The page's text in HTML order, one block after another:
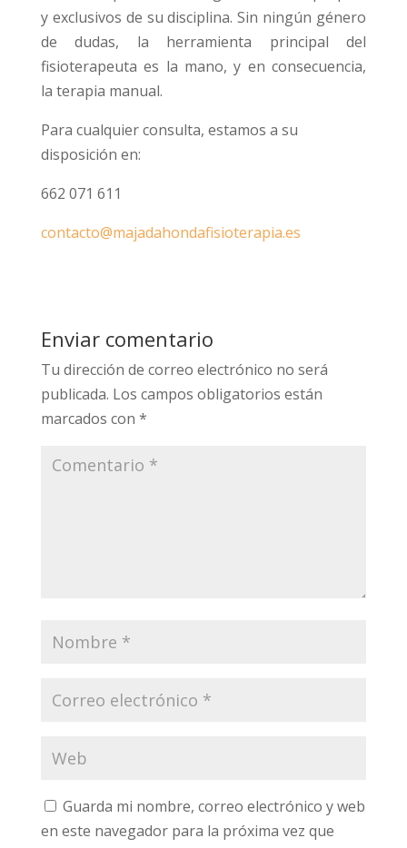
y exclusivos de su disciplina. Sin ningún género
de dudas, la herramienta principal del
fisioterapeuta es la mano, y en consecuencia,
la terapia manual.
Para cualquier consulta, estamos a su
disposición en:
662 071 611
contacto@majadahondafisioterapia.es
Enviar comentario
Tu dirección de correo electrónico no será
publicada. Los campos obligatorios están
marcados con *
Guarda mi nombre, correo electrónico y web
en este navegador para la próxima vez que